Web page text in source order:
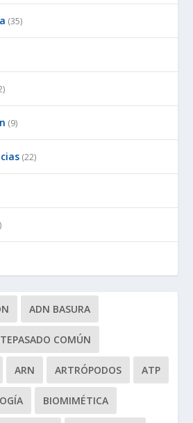
(35)
(9)
(22)
ADN BASURA
COMÚN
ARN ARTRÓPODOS ATP
BIOMIMÉTICA